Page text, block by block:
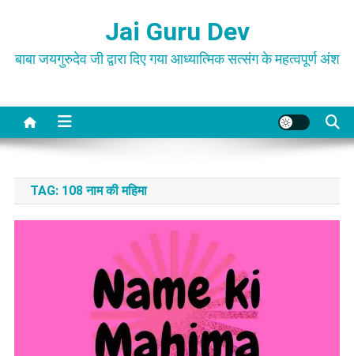
content
Jai Guru Dev
बाबा जयगुरुदेव जी द्वारा दिए गया आध्यात्मिक सत्संग के महत्वपूर्ण अंश
TAG: 108 नाम की महिमा